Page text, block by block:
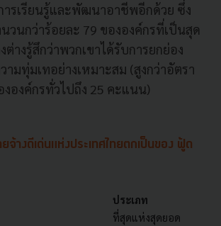
ารเรียนรู้และพัฒนาอาชีพอีกด้วย ซึ่ง
วนกว่าร้อยละ 79 ขององค์กรที่เป็นสุด
ต่างรู้สึกว่าพวกเขาได้รับการยกย่อง
ามทุ่มเทอย่างเหมาะสม (สูงกว่าอัตรา
งองค์กรทั่วไปถึง 25 คะแนน)
างดีเด่นแห่งประเทศไทยตกเป็นของ ฟู้ด
ประเภท
ที่สุดแห่งสุดยอด